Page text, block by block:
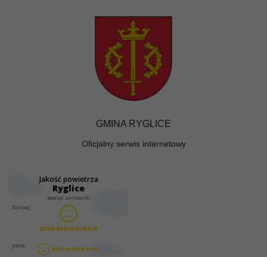
GMINA RYGLICE
Oficjalny serwis internetowy